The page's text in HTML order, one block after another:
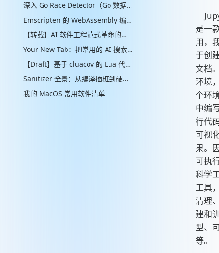
深入 Go Race Detector（Go 数据竞争检测器）：从编译器插桩到 ThreadSanitizer 运行时
Emscripten 的 WebAssembly 编译实现解析
【转载】AI 软件工程范式革命的思考
Your New Tab：把常用的 AI 搜索放进新标签页
【Draft】基于 cluacov 的 Lua 代码分支覆盖率统计：从行级近似到指令级精确
Sanitizer 全景：从编译插桩到硬件标签的内存安全检测演进
我的 MacOS 常用软件清单
是一
用，
于创
文档
环境
个环
中编
行代
可视
果。
可执
科学
工具
清理
建和
型、
等。